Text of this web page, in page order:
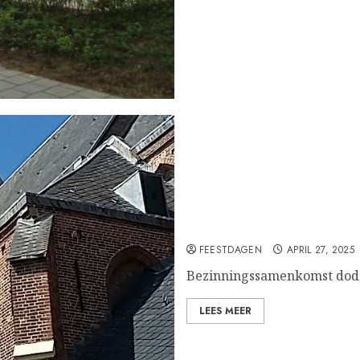
FEESTDAGEN APRIL 27, 2025
Bezinningssamenkomst
LEES MEER